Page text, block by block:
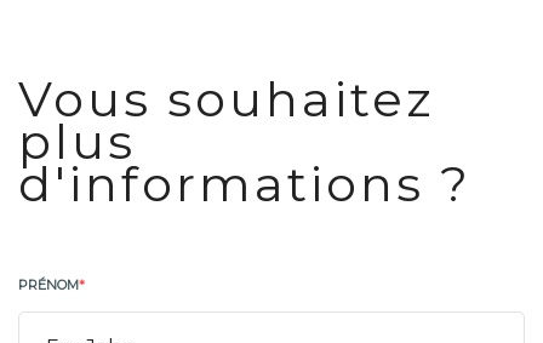
Vous souhaitez
plus
d'informations ?
PRÉNOM*